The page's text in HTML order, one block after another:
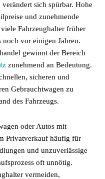
sich spürbar. Hohe
und zunehmende
Fahrzeughalter früher
noch vor einigen Jahren.
gewinnt der Bereich
zunehmend an Bedeutung.
sicheren und
Gebrauchtwagen zu
des Fahrzeugs.
oder Autos mit
Privatverkauf häufig für
und unzuverlässige
oft unnötig.
vermeiden,